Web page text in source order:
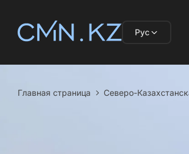
Рус
Главная страница Северо-